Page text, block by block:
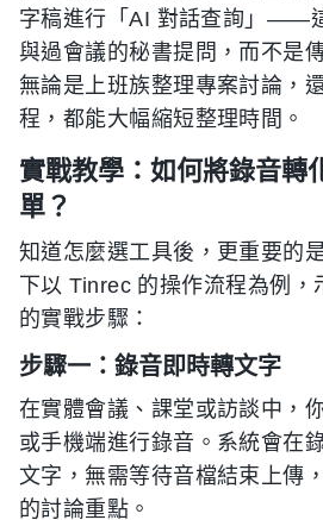
字稿進行「AI 對話查詢」——
與過會議的秘書提問，而不是
無論是上班族整理專案討論，
程，都能大幅縮短整理時間。
實戰教學：如何將錄音轉
單？
知道怎麼選工具後，更重要的
下以 Tinrec 的操作流程為例
的實戰步驟：
步驟一：錄音即時轉文字
在實體會議、課堂或訪談中，
或手機端進行錄音。系統會在
文字，無需等待音檔結束上傳
的討論重點。